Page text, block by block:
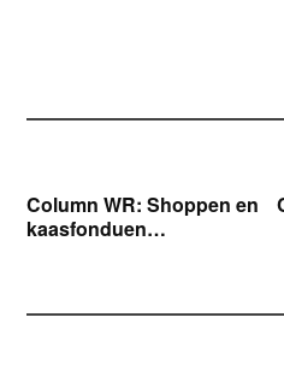
Bericht
navigatie
Column WR: Shoppen en
kaasfonduen…